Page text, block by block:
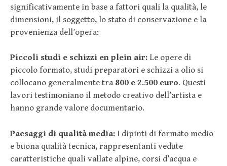
significativamente in base a fattori quali la qualità, le
dimensioni, il soggetto, lo stato di conservazione e la
provenienza dell’opera:
Piccoli studi e schizzi en plein air: Le opere di
piccolo formato, studi preparatori e schizzi a olio si
collocano generalmente tra 800 e 2.500 euro. Questi
lavori testimoniano il metodo creativo dell’artista e
hanno grande valore documentario.
Paesaggi di qualità media: I dipinti di formato medio
e buona qualità tecnica, rappresentanti vedute
caratteristiche quali vallate alpine, corsi d’acqua e